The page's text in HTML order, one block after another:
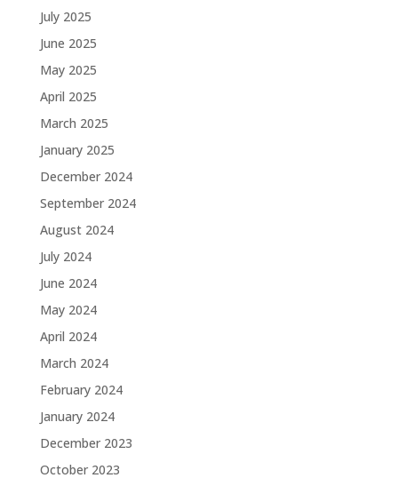
July 2025
June 2025
May 2025
April 2025
March 2025
January 2025
December 2024
September 2024
August 2024
July 2024
June 2024
May 2024
April 2024
March 2024
February 2024
January 2024
December 2023
October 2023